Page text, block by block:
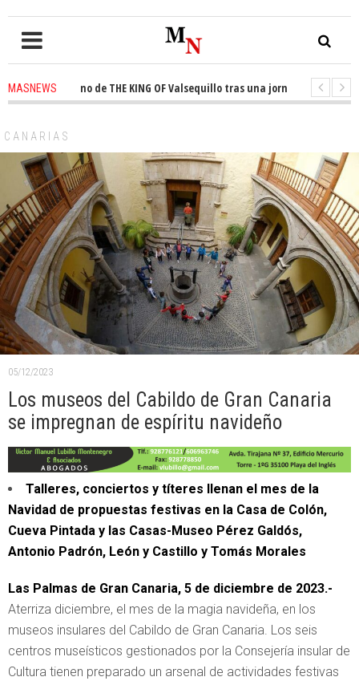
MASNEWS
trono de THE KING OF Valsequillo tras una jornada de baloncesto
CANARIAS
05/12/2023
Los museos del Cabildo de Gran Canaria
se impregnan de espíritu navideño
Talleres, conciertos y títeres llenan el mes de la
Navidad de propuestas festivas en la Casa de Colón,
Cueva Pintada y las Casas-Museo Pérez Galdós,
Antonio Padrón, León y Castillo y Tomás Morales
Las Palmas de Gran Canaria, 5 de diciembre de 2023.-
Aterriza diciembre, el mes de la magia navideña, en los
museos insulares del Cabildo de Gran Canaria. Los seis
centros museísticos gestionados por la Consejería insular de
Cultura tienen preparado un arsenal de actividades festivas